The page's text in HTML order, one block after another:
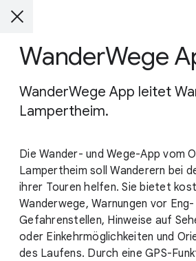
WanderWege
WanderWege App leitet
Lampertheim.
Die Wander- und Wege-App vom
Lampertheim soll Wanderern bei
ihrer Touren helfen. Sie bietet
Wanderwege, Warnungen vor
Gefahrenstellen, Hinweise auf
oder Einkehrmöglichkeiten und
des Laufens. Durch eine GPS-